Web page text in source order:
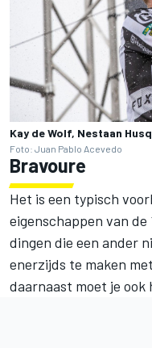
Kay de Wolf, Nestaan
Foto: Juan Pablo Acevedo
Bravoure
Het is een typisch
eigenschappen van
dingen die een ander
enerzijds te maken
daarnaast moet je